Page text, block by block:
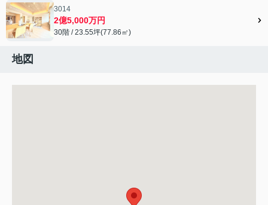
3014
2億5,000万円
30階 / 23.55坪(77.86㎡)
地図